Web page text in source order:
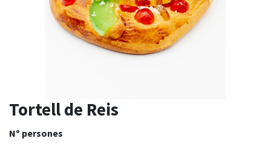
Tortell de Reis
Nº persones